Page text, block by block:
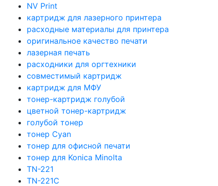
NV Print
картридж для лазерного принтера
расходные материалы для принтера
оригинальное качество печати
лазерная печать
расходники для оргтехники
совместимый картридж
картридж для МФУ
тонер-картридж голубой
цветной тонер-картридж
голубой тонер
тонер Cyan
тонер для офисной печати
тонер для Konica Minolta
TN-221
TN-221C